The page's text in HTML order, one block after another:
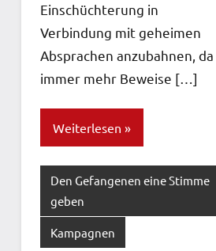
Einschüchterung in
Verbindung mit geheimen
Absprachen anzubahnen, da
immer mehr Beweise […]
Weiterlesen
Den Gefangenen eine Stimme
geben
Kampagnen